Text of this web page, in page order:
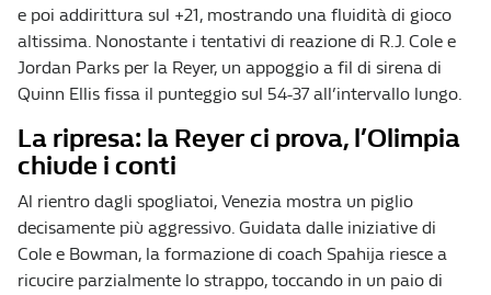
e poi addirittura sul +21, mostrando una fluidità di gioco
altissima. Nonostante i tentativi di reazione di R.J. Cole e
Jordan Parks per la Reyer, un appoggio a fil di sirena di
Quinn Ellis fissa il punteggio sul 54-37 all’intervallo lungo.
La ripresa: la Reyer ci prova, l’Olimpia
chiude i conti
Al rientro dagli spogliatoi, Venezia mostra un piglio
decisamente più aggressivo. Guidata dalle iniziative di
Cole e Bowman, la formazione di coach Spahija riesce a
ricucire parzialmente lo strappo, toccando in un paio di